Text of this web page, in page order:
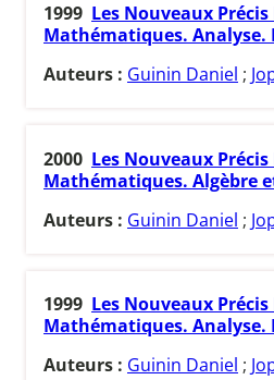
1999 Les Nouveaux Précis
Mathématiques. Analyse.
Auteurs : Guinin Daniel ;
2000 Les Nouveaux Précis
Mathématiques. Algèbre
Auteurs : Guinin Daniel ;
1999 Les Nouveaux Précis
Mathématiques. Analyse.
Auteurs : Guinin Daniel ;